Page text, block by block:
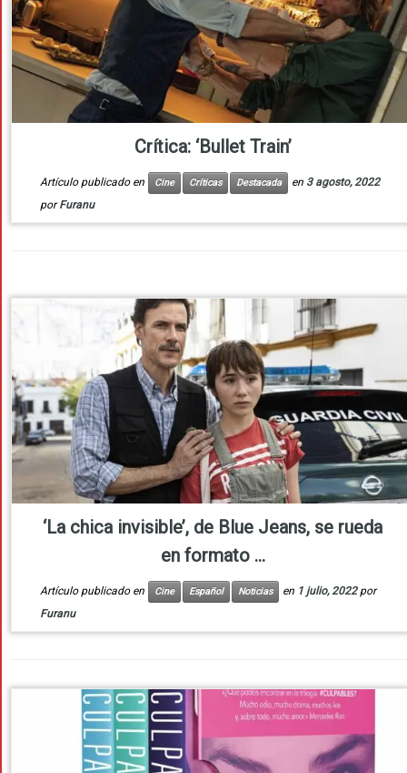
Crítica: ‘Bullet Train’
Artículo publicado en Cine Críticas Destacada en 3 agosto, 2022
porFuranu
‘La chica invisible’, de Blue Jeans, se rueda
en formato ...
Artículo publicado en Cine Español Noticias en 1 julio, 2022 por
Furanu